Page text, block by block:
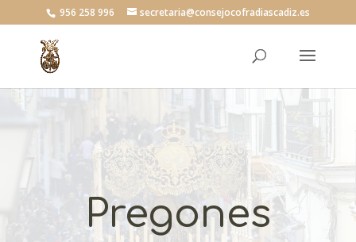
956 258 996 secretaria@consejocofradiascadiz.es
Pregones